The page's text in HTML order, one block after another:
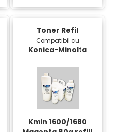
Toner Refil
Compatibil cu
Konica-Minolta
Kmin 1600/1680